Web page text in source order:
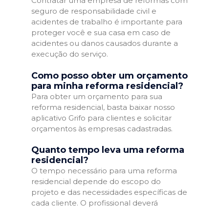
seguro de responsabilidade civil e
acidentes de trabalho é importante para
proteger você e sua casa em caso de
acidentes ou danos causados durante a
execução do serviço.
Como posso obter um orçamento
para minha reforma residencial?
Para obter um orçamento para sua
reforma residencial, basta baixar nosso
aplicativo Grifo para clientes e solicitar
orçamentos às empresas cadastradas.
Quanto tempo leva uma reforma
residencial?
O tempo necessário para uma reforma
residencial depende do escopo do
projeto e das necessidades específicas de
cada cliente. O profissional deverá